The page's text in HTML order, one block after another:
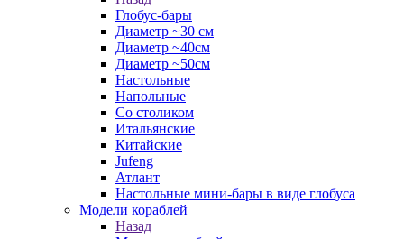
Глобус-бары
Диаметр ~30 см
Диаметр ~40см
Диаметр ~50см
Настольные
Напольные
Со столиком
Итальянские
Китайские
Jufeng
Атлант
Настольные мини-бары в виде глобуса
Модели кораблей
Назад